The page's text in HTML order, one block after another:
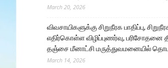
March 20, 2026
விவசாயிகளுக்கு சிறுநீரக பாதிப்பு,
எதிர்கொள்ள விழிப்புணர்வு, பரிசோதனை
தஞ்சை மீனாட்சி மருத்துவமனையில்
March 14, 2026